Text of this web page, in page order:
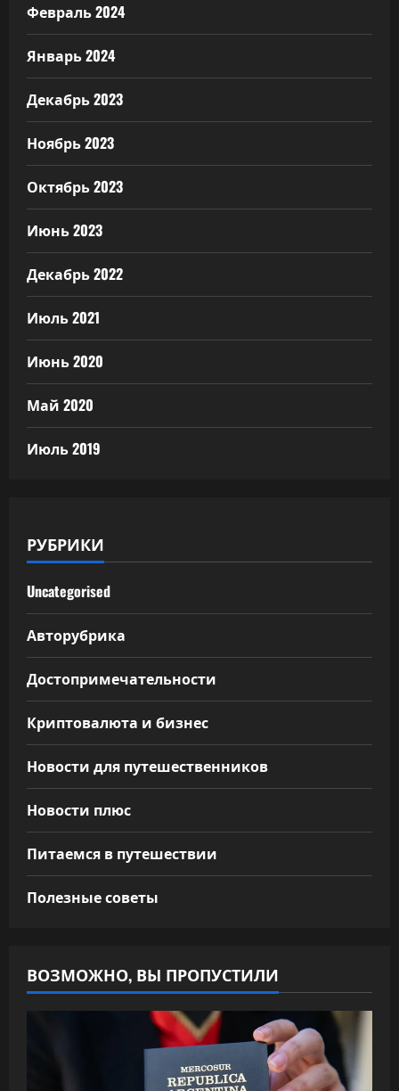
Февраль 2024
Январь 2024
Декабрь 2023
Ноябрь 2023
Октябрь 2023
Июнь 2023
Декабрь 2022
Июль 2021
Июнь 2020
Май 2020
Июль 2019
РУБРИКИ
Uncategorised
Авторубрика
Достопримечательности
Криптовалюта и бизнес
Новости для путешественников
Новости плюс
Питаемся в путешествии
Полезные советы
ВОЗМОЖНО, ВЫ ПРОПУСТИЛИ